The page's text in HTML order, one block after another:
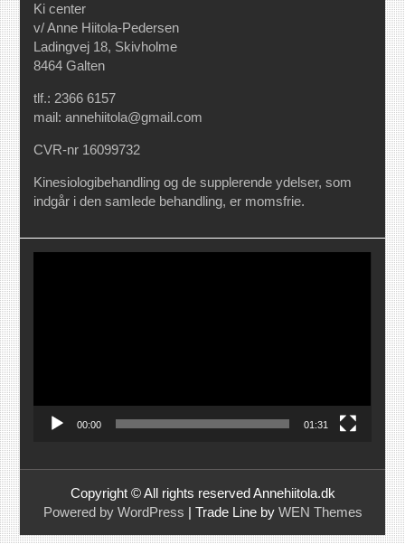
Ki center
v/ Anne Hiitola-Pedersen
Ladingvej 18, Skivholme
8464 Galten
tlf.: 2366 6157
mail: annehiitola@gmail.com
CVR-nr 16099732
Kinesiologibehandling og de supplerende ydelser, som
indgår i den samlede behandling, er momsfrie.
00:00 01:31
Copyright © All rights reserved Annehiitola.dk
Powered by WordPress | Trade Line by WEN Themes